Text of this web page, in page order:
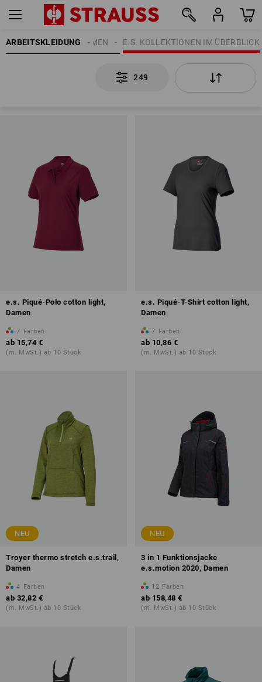
ARBEITSKLEIDUNG E.S. KOLLEKTIONEN IM ÜBERBLICK
THEMEN
DAMEN
249
e.s. Piqué-Polo cotton light,
Damen
7 Farben
ab 15,74 €
(m. MwSt.) ab 10 Stück
e.s. Piqué-T-Shirt cotton light,
Damen
7 Farben
ab 10,86 €
(m. MwSt.) ab 10 Stück
NEU
Troyer thermo stretch e.s.trail,
Damen
4 Farben
ab 32,82 €
(m. MwSt.) ab 10 Stück
NEU
3 in 1 Funktionsjacke
e.s.motion 2020, Damen
12 Farben
ab 158,48 €
(m. MwSt.) ab 10 Stück